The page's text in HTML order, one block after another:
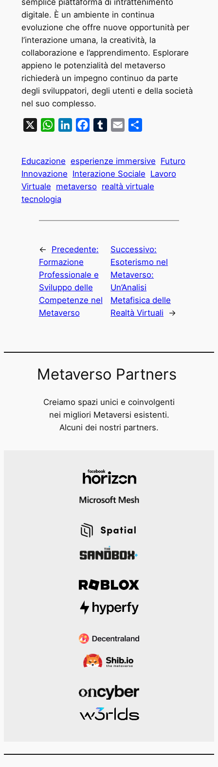
semplice piattaforma di intrattenimento
digitale. È un ambiente in continua
evoluzione che offre nuove opportunità per
l’interazione umana, la creatività, la
collaborazione e l’apprendimento. Esplorare
appieno le potenzialità del metaverso
richiederà un impegno continuo da parte
degli sviluppatori, degli utenti e della società
nel suo complesso.
WhatsAppLinkedInFacebookTumblrEmail
Educazione esperienze immersive Futuro
Innovazione Interazione Sociale Lavoro
Virtuale metaverso realtà virtuale
tecnologia
←
Precedente:
Formazione
Professionale e
Sviluppo delle
Competenze nel
Metaverso
Successivo:
Esoterismo nel
Metaverso:
Un’Analisi
Metafisica delle
Realtà Virtuali
→
Metaverso Partners
Creiamo spazi unici e coinvolgenti
nei migliori Metaversi esistenti.
Alcuni dei nostri partners.